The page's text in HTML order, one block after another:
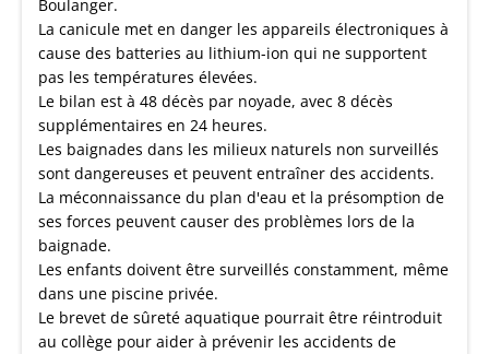
Boulanger.
La canicule met en danger les appareils électroniques à
cause des batteries au lithium-ion qui ne supportent
pas les températures élevées.
Le bilan est à 48 décès par noyade, avec 8 décès
supplémentaires en 24 heures.
Les baignades dans les milieux naturels non surveillés
sont dangereuses et peuvent entraîner des accidents.
La méconnaissance du plan d'eau et la présomption de
ses forces peuvent causer des problèmes lors de la
baignade.
Les enfants doivent être surveillés constamment, même
dans une piscine privée.
Le brevet de sûreté aquatique pourrait être réintroduit
au collège pour aider à prévenir les accidents de